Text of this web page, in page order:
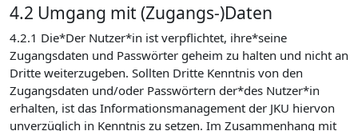
4.2 Umgang mit (Zugangs-)Daten
4.2.1 Die*Der Nutzer*in ist verpflichtet, ihre*seine
Zugangsdaten und Passwörter geheim zu halten und nicht an
Dritte weiterzugeben. Sollten Dritte Kenntnis von den
Zugangsdaten und/oder Passwörtern der*des Nutzer*in
erhalten, ist das Informationsmanagement der JKU hiervon
unverzüglich in Kenntnis zu setzen. Im Zusammenhang mit